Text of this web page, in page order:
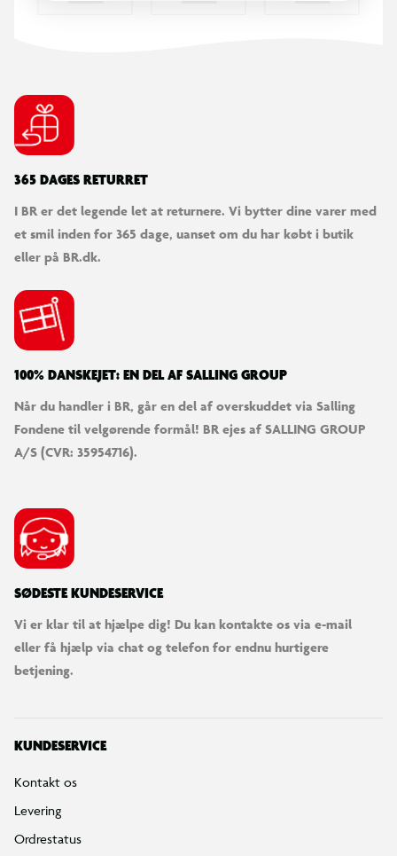
365 DAGES RETURRET
I BR er det legende let at returnere. Vi bytter dine varer med
et smil inden for 365 dage, uanset om du har købt i butik
eller på BR.dk.
100% DANSKEJET: EN DEL AF SALLING GROUP
Når du handler i BR, går en del af overskuddet via Salling
Fondene til velgørende formål! BR ejes af SALLING GROUP
A/S (CVR: 35954716).
SØDESTE KUNDESERVICE
Vi er klar til at hjælpe dig! Du kan kontakte os via e-mail
eller få hjælp via chat og telefon for endnu hurtigere
betjening.
KUNDESERVICE
Kontakt os
Levering
Ordrestatus